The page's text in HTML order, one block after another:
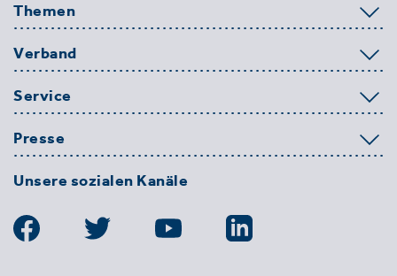
Themen
Verband
Service
Presse
Unsere sozialen Kanäle